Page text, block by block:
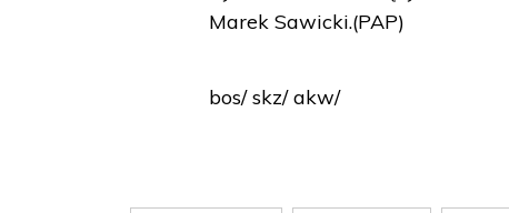
Marek Sawicki.(PAP)
bos/ skz/ akw/